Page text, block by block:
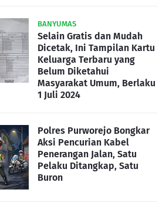
BANYUMAS
Selain Gratis dan Mudah
Dicetak, Ini Tampilan Kartu
Keluarga Terbaru yang
Belum Diketahui
Masyarakat Umum, Berlaku
1 Juli 2024
Polres Purworejo Bongkar
Aksi Pencurian Kabel
Penerangan Jalan, Satu
Pelaku Ditangkap, Satu
Buron